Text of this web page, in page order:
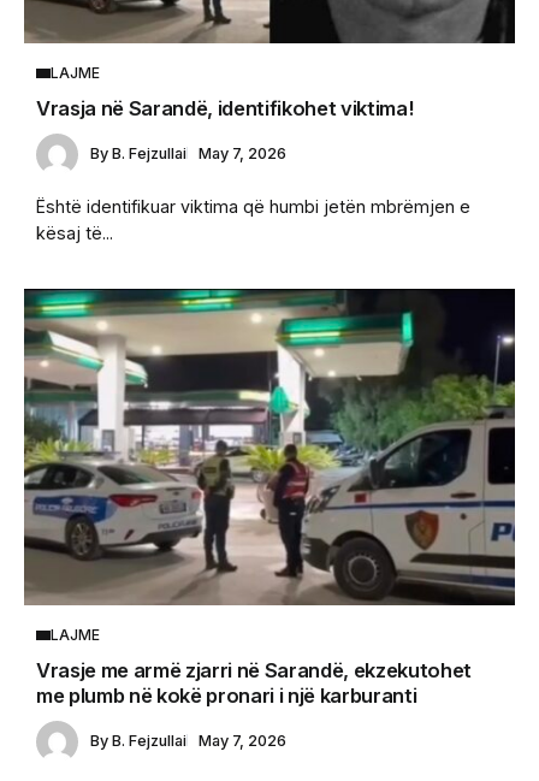
LAJME
Vrasja në Sarandë, identifikohet viktima!
By B. Fejzullai May 7, 2026
Është identifikuar viktima që humbi jetën mbrëmjen e
kësaj të...
LAJME
Vrasje me armë zjarri në Sarandë, ekzekutohet
me plumb në kokë pronari i një karburanti
By B. Fejzullai May 7, 2026